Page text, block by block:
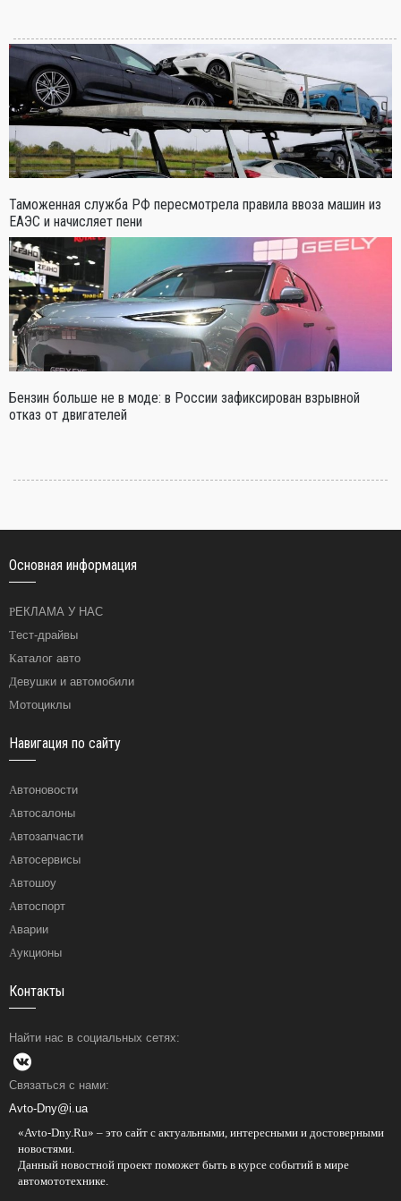
Таможенная служба РФ пересмотрела правила ввоза машин из
ЕАЭС и начисляет пени
Бензин больше не в моде: в России зафиксирован взрывной
отказ от двигателей
Основная информация
РЕКЛАМА У НАС
Тест-драйвы
Каталог авто
Девушки и автомобили
Мотоциклы
Навигация по сайту
Автоновости
Автосалоны
Автозапчасти
Автосервисы
Автошоу
Автоспорт
Аварии
Аукционы
Контакты
Найти нас в социальных сетях:
Связаться с нами:
Avto-Dny@i.ua
«Avto-Dny.Ru» – это сайт с актуальными, интересными и достоверными
новостями.
Данный новостной проект поможет быть в курсе событий в мире
автомототехнике.